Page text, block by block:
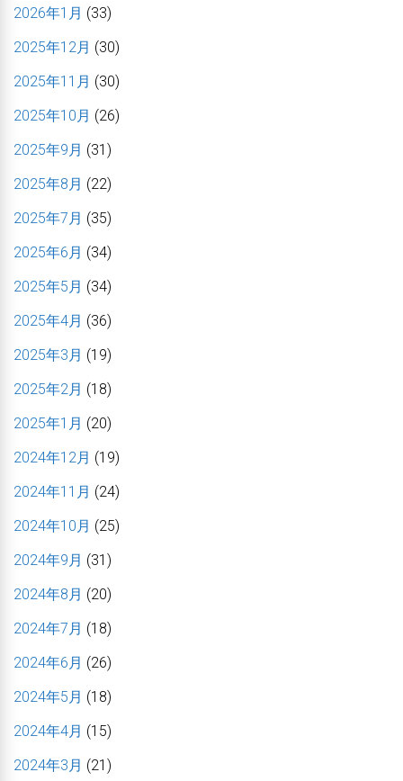
2026年1月 (33)
2025年12月 (30)
2025年11月 (30)
2025年10月 (26)
2025年9月 (31)
2025年8月 (22)
2025年7月 (35)
2025年6月 (34)
2025年5月 (34)
2025年4月 (36)
2025年3月 (19)
2025年2月 (18)
2025年1月 (20)
2024年12月 (19)
2024年11月 (24)
2024年10月 (25)
2024年9月 (31)
2024年8月 (20)
2024年7月 (18)
2024年6月 (26)
2024年5月 (18)
2024年4月 (15)
2024年3月 (21)